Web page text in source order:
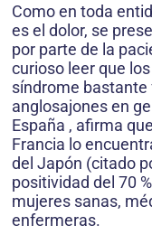
Como en toda
es el dolor, se
por parte de la
curioso leer que
síndrome
anglosajones en
España , afirma
Francia lo
del Japón (citado
positividad del 70
mujeres sanas,
enfermeras.